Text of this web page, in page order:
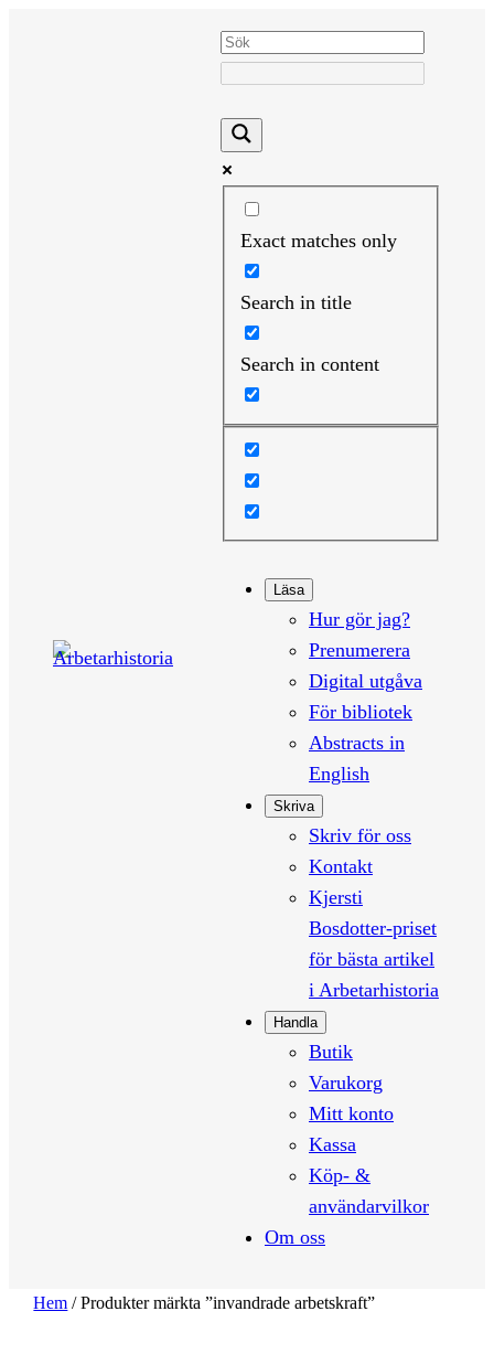
Exact matches only
Search in title
Search in content
Läsa
Hur gör jag?
Prenumerera
Digital utgåva
För bibliotek
Abstracts in
English
Skriva
Skriv för oss
Kontakt
Kjersti
Bosdotter-priset
för bästa artikel
i Arbetarhistoria
Handla
Butik
Varukorg
Mitt konto
Kassa
Köp- &
användarvilkor
Om oss
Hem / Produkter märkta ”invandrade arbetskraft”